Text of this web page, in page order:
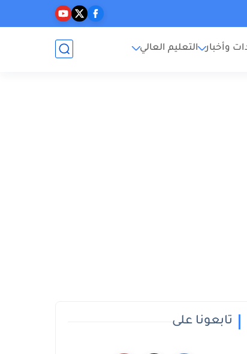
وأخبار التعليم العالي
تابعونا على